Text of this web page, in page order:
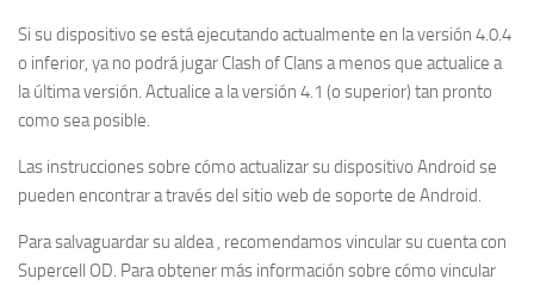
Si su dispositivo se está ejecutando actualmente en la versión 4.0.4
o inferior, ya no podrá jugar Clash of Clans a menos que actualice a
la última versión. Actualice a la versión 4.1 (o superior) tan pronto
como sea posible.
Las instrucciones sobre cómo actualizar su dispositivo Android se
pueden encontrar a través del sitio web de soporte de Android.
Para salvaguardar su aldea , recomendamos vincular su cuenta con
Supercell OD. Para obtener más información sobre cómo vincular